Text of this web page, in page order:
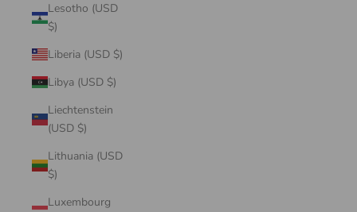
Lesotho (USD
$)
Liberia (USD $)
Libya (USD $)
Liechtenstein
(USD $)
Lithuania (USD
$)
Luxembourg